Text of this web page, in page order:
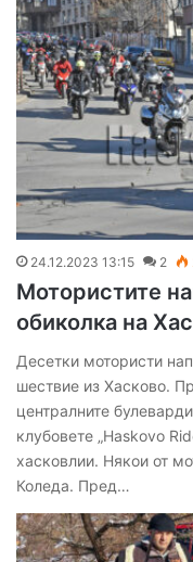
24.12.2023 13:15 2
Мотористите
обиколка на
Десетки мотористи
шествие из Хасково.
централните
клубовете „Haskovo
хасковлии. Някои от
Коледа. Пред…